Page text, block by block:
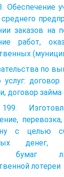
Обеспечение
заказов на
работ,
по
услуг: договор
договор займа
с целью
денег,
бумаг
лотереи